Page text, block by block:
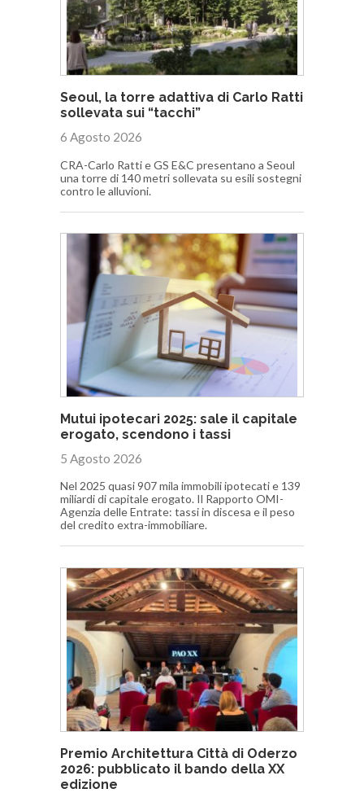
Seoul, la torre adattiva di Carlo Ratti
sollevata sui “tacchi”
6 Agosto 2026
CRA-Carlo Ratti e GS E&C presentano a Seoul
una torre di 140 metri sollevata su esili sostegni
contro le alluvioni.
Mutui ipotecari 2025: sale il capitale
erogato, scendono i tassi
5 Agosto 2026
Nel 2025 quasi 907 mila immobili ipotecati e 139
miliardi di capitale erogato. Il Rapporto OMI-
Agenzia delle Entrate: tassi in discesa e il peso
del credito extra-immobiliare.
Premio Architettura Città di Oderzo
2026: pubblicato il bando della XX
edizione